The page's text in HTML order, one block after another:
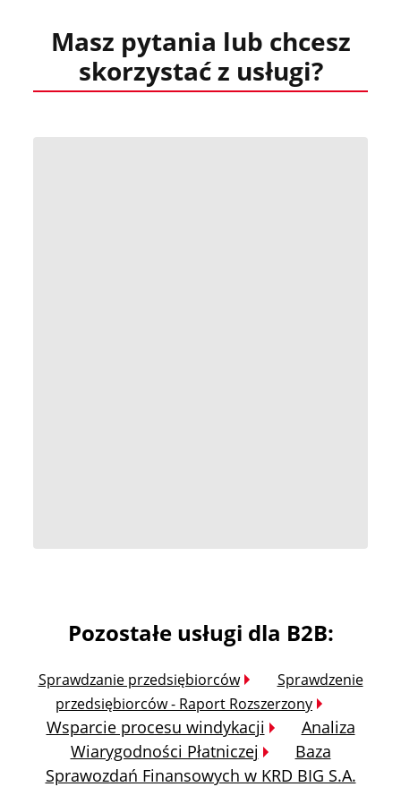
Infografika case study dla sieci hurtowni sanitarnych.
Infografika case study dystrybutora w branży rolnej.
Masz pytania lub chcesz
skorzystać z usługi?
Pozostałe usługi dla B2B:
Sprawdzanie przedsiębiorców
Sprawdzenie
przedsiębiorców - Raport Rozszerzony
Wsparcie procesu windykacji
Analiza
Wiarygodności Płatniczej
Baza
Sprawozdań Finansowych w KRD BIG S.A.